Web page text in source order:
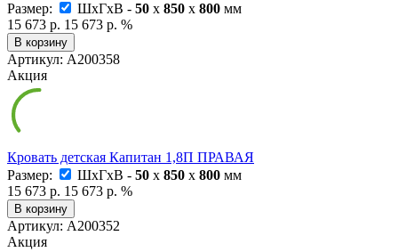
Размер:
ШxГxВ - 50 x 850 x 800 мм
15 673 р. 15 673 р. %
В корзину
Артикул: А200358
Акция
Кровать детская Капитан 1,8П ПРАВАЯ
Размер:
ШxГxВ - 50 x 850 x 800 мм
15 673 р. 15 673 р. %
В корзину
Артикул: А200352
Акция